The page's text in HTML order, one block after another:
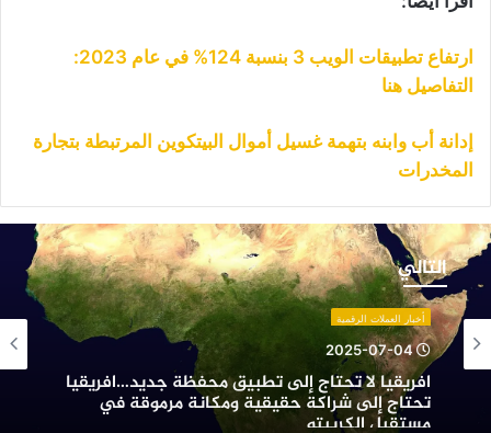
ارتفاع تطبيقات الويب 3 بنسبة 124% في عام 2023:
التفاصيل هنا
إدانة أب وابنه بتهمة غسيل أموال البيتكوين المرتبطة بتجارة
المخدرات
التالي
افريقيا
تطبيق
محفظة
جديد…
أخبار العملات الرقمية
2025-07-04
افريقيا لا تحتاج إلى تطبيق محفظة جديد…افريقيا
تحتاج إلى شراكة حقيقية ومكانة مرموقة في
مستقبل الكريبتو